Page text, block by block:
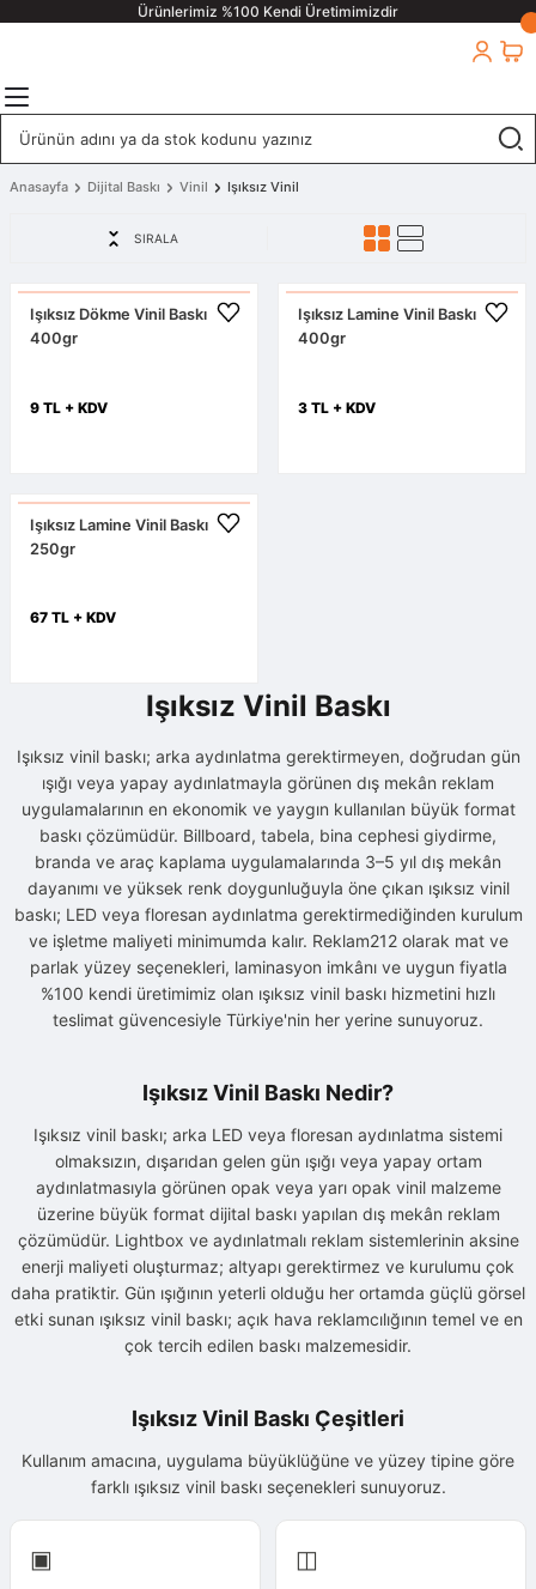
Ürünlerimiz %100 Kendi Üretimimizdir
Anasayfa Dijital Baskı Vinil Işıksız Vinil
SIRALA
Işıksız Dökme Vinil Baskı
400gr
9 TL + KDV
Işıksız Lamine Vinil Baskı
400gr
3 TL + KDV
Işıksız Lamine Vinil Baskı
250gr
67 TL + KDV
Işıksız Vinil Baskı
Işıksız vinil baskı; arka aydınlatma gerektirmeyen, doğrudan gün
ışığı veya yapay aydınlatmayla görünen dış mekân reklam
uygulamalarının en ekonomik ve yaygın kullanılan büyük format
baskı çözümüdür. Billboard, tabela, bina cephesi giydirme,
branda ve araç kaplama uygulamalarında 3–5 yıl dış mekân
dayanımı ve yüksek renk doygunluğuyla öne çıkan ışıksız vinil
baskı; LED veya floresan aydınlatma gerektirmediğinden kurulum
ve işletme maliyeti minimumda kalır. Reklam212 olarak mat ve
parlak yüzey seçenekleri, laminasyon imkânı ve uygun fiyatla
%100 kendi üretimimiz olan ışıksız vinil baskı hizmetini hızlı
teslimat güvencesiyle Türkiye'nin her yerine sunuyoruz.
Işıksız Vinil Baskı Nedir?
Işıksız vinil baskı; arka LED veya floresan aydınlatma sistemi
olmaksızın, dışarıdan gelen gün ışığı veya yapay ortam
aydınlatmasıyla görünen opak veya yarı opak vinil malzeme
üzerine büyük format dijital baskı yapılan dış mekân reklam
çözümüdür. Lightbox ve aydınlatmalı reklam sistemlerinin aksine
enerji maliyeti oluşturmaz; altyapı gerektirmez ve kurulumu çok
daha pratiktir. Gün ışığının yeterli olduğu her ortamda güçlü görsel
etki sunan ışıksız vinil baskı; açık hava reklamcılığının temel ve en
çok tercih edilen baskı malzemesidir.
Işıksız Vinil Baskı Çeşitleri
Kullanım amacına, uygulama büyüklüğüne ve yüzey tipine göre
farklı ışıksız vinil baskı seçenekleri sunuyoruz.
▣ ◫